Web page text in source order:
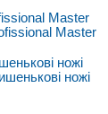
Master
ножі